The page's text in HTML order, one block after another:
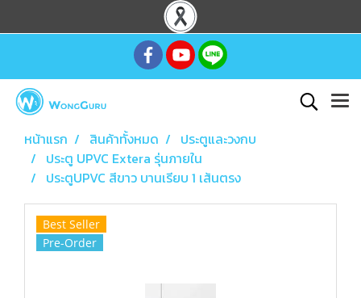
หน้าแรก สินค้าทั้งหมด
ประตูและวงกบ
ประตู UPVC Extera รุ่นภายใน
ประตูUPVC สีขาว บานเรียบ 1 เส้นตรง
Best Seller
Pre-Order